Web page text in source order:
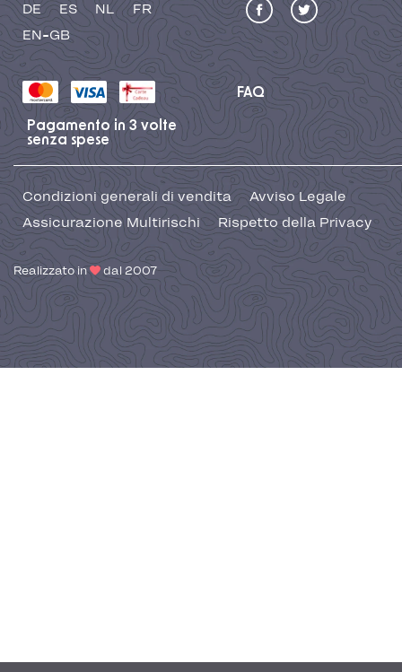
DE ES NL
FR
EN-GB
FAQ
Pagamento in 3 volte
senza spese
Condizioni generali di vendita
Avviso Legale
Assicurazione Multirischi
Rispetto della Privacy
Realizzato in dal 2007